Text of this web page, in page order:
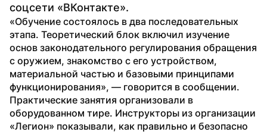
соцсети «ВКонтакте».
«Обучение состоялось в два последовательных
этапа. Теоретический блок включил изучение
основ законодательного регулирования обращения
с оружием, знакомство с его устройством,
материальной частью и базовыми принципами
функционирования», — говорится в сообщении.
Практические занятия организовали в
оборудованном тире. Инструкторы из организации
«Легион» показывали, как правильно и безопасно